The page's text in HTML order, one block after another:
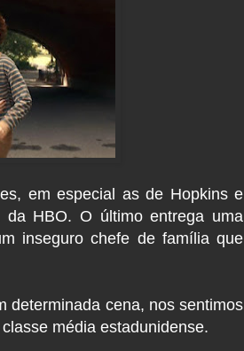
em especial as de Hopkins e
da HBO. O último entrega uma
inseguro chefe de família que
determinada cena, nos sentimos
média estadunidense.